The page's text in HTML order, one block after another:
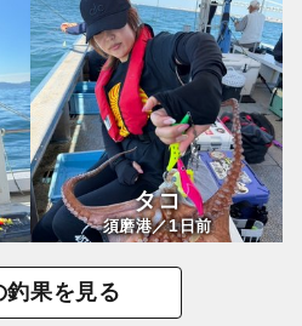
タコ
須磨港／1日前
釣果を見る